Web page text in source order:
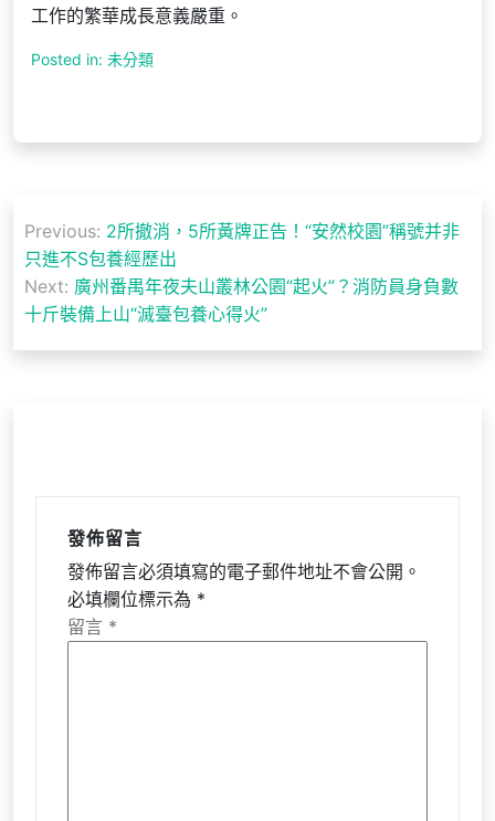
工作的繁華成長意義嚴重。
Posted in: 未分類
章
導
覽
Previous: 2所撤消，5所黃牌正告！“安然校園”稱號并非
只進不S包養經歷出
Next: 廣州番禺年夜夫山叢林公園“起火”？消防員身負數
十斤裝備上山“滅臺包養心得火”
發佈留言
發佈留言必須填寫的電子郵件地址不會公開。
必填欄位標示為 *
留言 *